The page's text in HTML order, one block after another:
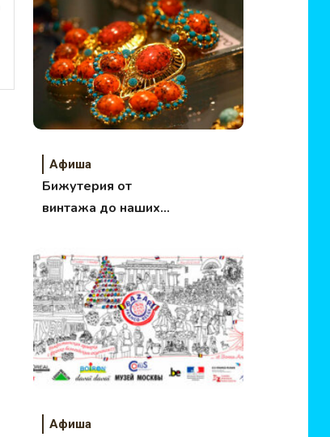
Афиша
Бижутерия от
винтажа до наших
Афиша